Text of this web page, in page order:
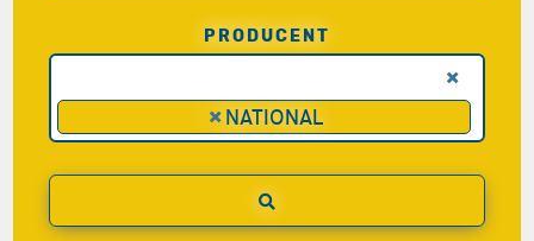
PRODUCENT
×
× NATIONAL